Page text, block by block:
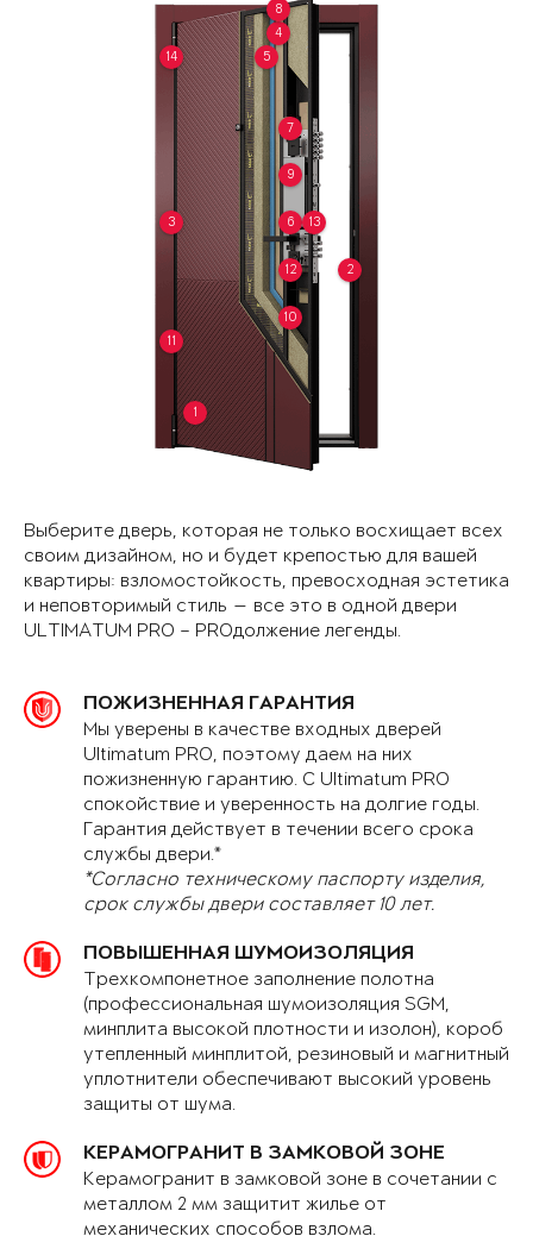
1
2
3
4
5
6
7
8
9
10
11
12
13
14
Выберите дверь, которая не только восхищает всех
своим дизайном, но и будет крепостью для вашей
квартиры: взломостойкость, превосходная эстетика
и неповторимый стиль — все это в одной двери
ULTIMATUM PRO – PROдолжение легенды.
ПОЖИЗНЕННАЯ ГАРАНТИЯ
Мы уверены в качестве входных дверей
Ultimatum PRO, поэтому даем на них
пожизненную гарантию. С Ultimatum PRO
спокойствие и уверенность на долгие годы.
Гарантия действует в течении всего срока
службы двери.*
*Согласно техническому паспорту изделия,
срок службы двери составляет 10 лет.
ПОВЫШЕННАЯ ШУМОИЗОЛЯЦИЯ
Трехкомпонетное заполнение полотна
(профессиональная шумоизоляция SGM,
минплита высокой плотности и изолон), короб
утепленный минплитой, резиновый и магнитный
уплотнители обеспечивают высокий уровень
защиты от шума.
КЕРАМОГРАНИТ В ЗАМКОВОЙ ЗОНЕ
Керамогранит в замковой зоне в сочетании с
металлом 2 мм защитит жилье от
механических способов взлома.